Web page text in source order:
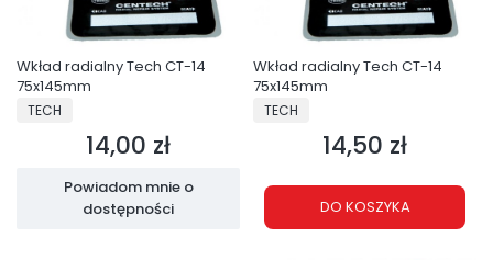
Wkład radialny Tech CT-14
75x145mm
PRODUCENT
TECH
Cena
14,00 zł
Powiadom mnie o
dostępności
Wkład radialny Tech CT-14
75x145mm
PRODUCENT
TECH
Cena
14,50 zł
DO KOSZYKA